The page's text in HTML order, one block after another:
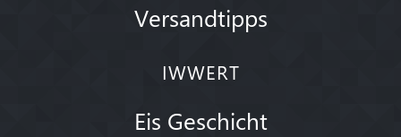
Versandtipps
IWWERT
Eis Geschicht